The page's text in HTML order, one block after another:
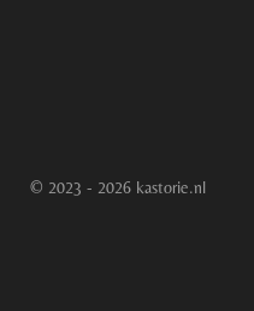
© 2023 - 2026 kastorie.nl